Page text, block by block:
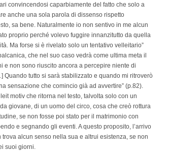
convincendosi caparbiamente del fatto che solo a
anche una sola parola di dissenso rispetto
sa bene. Naturalmente io non sentivo in me alcun
proprio perché volevo fuggire innanzitutto da quella
Ma forse si è rivelato solo un tentativo velleitario”
che nel suo caso vedrà come ultima meta il
e non sono riuscito ancora a percepire niente di
tutto si sarà stabilizzato e quando mi ritroverò
sensazione che comincio già ad avvertire” (p.82).
motiv che ritorna nel testo, talvolta solo con un
giovane, di un uomo del circo, cosa che creò rottura
se non fosse poi stato per il matrimonio con
e segnando gli eventi. A questo proposito, l’arrivo
alcun senso nella sua e altrui esistenza, se non
suoi giorni.